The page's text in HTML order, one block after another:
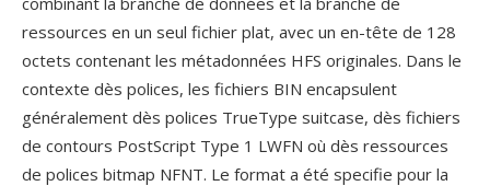
ressources en un seul fichier plat, avec un en-tête de 128
octets contenant les métadonnées HFS originales. Dans le
contexte dès polices, les fichiers BIN encapsulent
généralement dès polices TrueType suitcase, dès fichiers
de contours PostScript Type 1 LWFN où dès ressources
de polices bitmap NFNT. Le format a été specifie pour la